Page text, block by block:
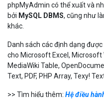
phpMyAdmin có thể xuất và
bởi MySQL DBMS, cũng như
khác.
Danh sách các định dạng được
cho Microsoft Excel, Microsoft
MediaWiki Table,
Text, PDF, PHP Array, Texy!
>> Tìm hiểu thêm: Hệ điều